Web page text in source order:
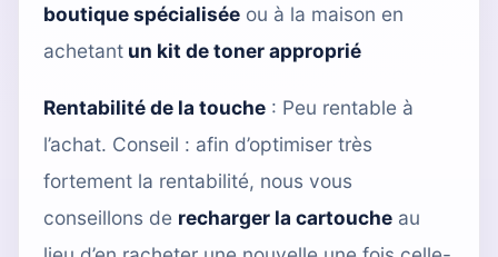
boutique spécialisée ou à la maison en
achetant un kit de toner approprié
Rentabilité de la touche : Peu rentable à
l’achat. Conseil : afin d’optimiser très
fortement la rentabilité, nous vous
conseillons de recharger la cartouche au